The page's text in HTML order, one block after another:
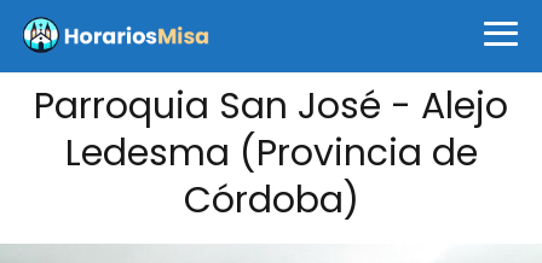
Parroquia San José - Alejo
Ledesma (Provincia de
Córdoba)